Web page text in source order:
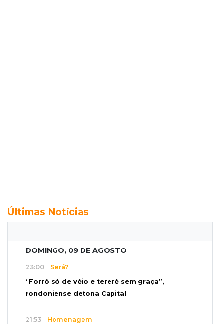
Últimas Notícias
DOMINGO, 09 DE AGOSTO
23:00 Será?
“Forró só de véio e tereré sem graça”,
rondoniense detona Capital
21:53 Homenagem